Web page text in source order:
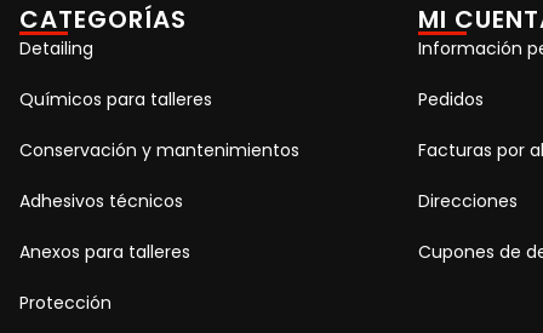
CATEGORÍAS
Detailing
Químicos para talleres
Conservación y mantenimientos
Adhesivos técnicos
Anexos para talleres
Protección
MI
Información
Pedidos
Facturas por
Direcciones
Cupones de